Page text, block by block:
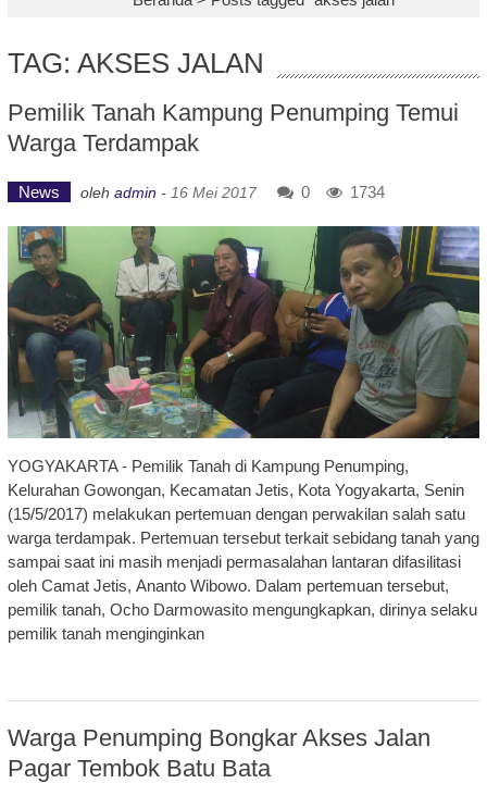
TAG: AKSES JALAN
Pemilik Tanah Kampung Penumping Temui
Warga Terdampak
News oleh admin - 16 Mei 2017 0 1734
YOGYAKARTA - Pemilik Tanah di Kampung Penumping,
Kelurahan Gowongan, Kecamatan Jetis, Kota Yogyakarta, Senin
(15/5/2017) melakukan pertemuan dengan perwakilan salah satu
warga terdampak. Pertemuan tersebut terkait sebidang tanah yang
sampai saat ini masih menjadi permasalahan lantaran difasilitasi
oleh Camat Jetis, Ananto Wibowo. Dalam pertemuan tersebut,
pemilik tanah, Ocho Darmowasito mengungkapkan, dirinya selaku
pemilik tanah menginginkan
Warga Penumping Bongkar Akses Jalan
Pagar Tembok Batu Bata